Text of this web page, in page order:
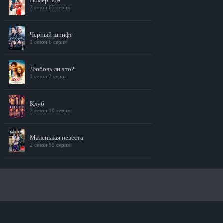
2 сезон 65 серия
Черный шрифт
1 сезон 6 серия
Любовь ли это?
1 сезон 2 серия
Клуб
2 сезон 10 серия
Маленькая невеста
2 сезон 99 серия